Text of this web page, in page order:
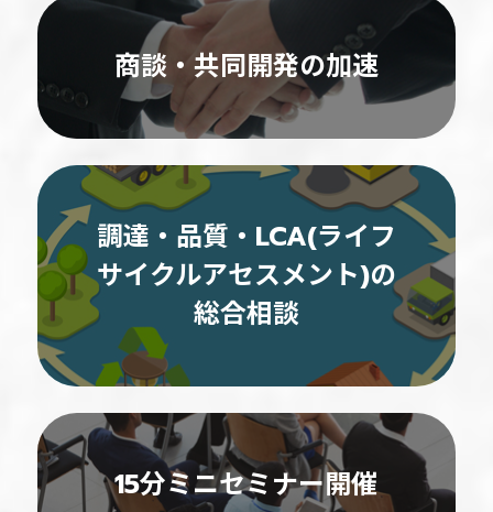
商談・共同開発の加速
調達・品質・LCA(ライフ
サイクルアセスメント)の
総合相談
15分ミニセミナー開催